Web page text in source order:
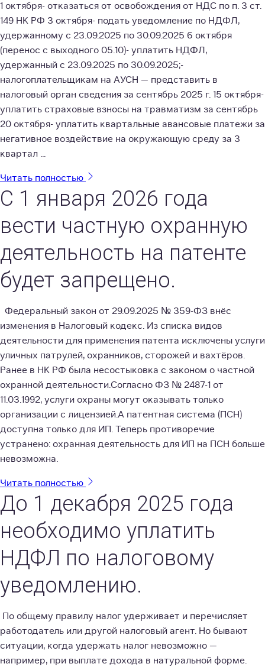
1 октября- отказаться от освобождения от НДС по п. 3 ст.
149 НК РФ 3 октября- подать уведомление по НДФЛ,
удержанному с 23.09.2025 по 30.09.2025 6 октября
(перенос с выходного 05.10)- уплатить НДФЛ,
удержанный с 23.09.2025 по 30.09.2025;-
налогоплательщикам на АУСН — представить в
налоговый орган сведения за сентябрь 2025 г. 15 октября-
уплатить страховые взносы на травматизм за сентябрь
20 октября- уплатить квартальные авансовые платежи за
негативное воздействие на окружающую среду за 3
квартал ...
Читать полностью
С 1 января 2026 года
вести частную охранную
деятельность на патенте
будет запрещено.
Федеральный закон от 29.09.2025 № 359-ФЗ внёс
изменения в Налоговый кодекс. Из списка видов
деятельности для применения патента исключены услуги
уличных патрулей, охранников, сторожей и вахтёров.
Ранее в НК РФ была несостыковка с законом о частной
охранной деятельности.Согласно ФЗ № 2487-1 от
11.03.1992, услуги охраны могут оказывать только
организации с лицензией.А патентная система (ПСН)
доступна только для ИП. Теперь противоречие
устранено: охранная деятельность для ИП на ПСН больше
невозможна.
Читать полностью
До 1 декабря 2025 года
необходимо уплатить
НДФЛ по налоговому
уведомлению.
По общему правилу налог удерживает и перечисляет
работодатель или другой налоговый агент. Но бывают
ситуации, когда удержать налог невозможно —
например, при выплате дохода в натуральной форме.